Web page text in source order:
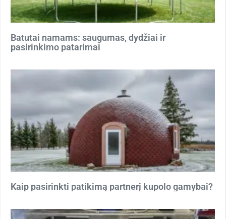
Batutai namams: saugumas, dydžiai ir
pasirinkimo patarimai
Kaip pasirinkti patikimą partnerį kupolo gamybai?